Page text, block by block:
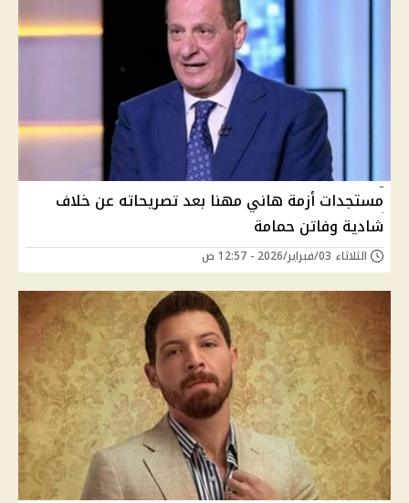
مستجدات أزمة هاني مهنا بعد تصريحاته عن خلاف
شادية وفاتن حمامة
الثلاثاء 03/فبراير/2026 - 12:57 ص